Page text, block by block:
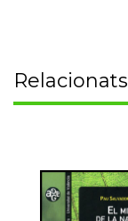
Relacionats